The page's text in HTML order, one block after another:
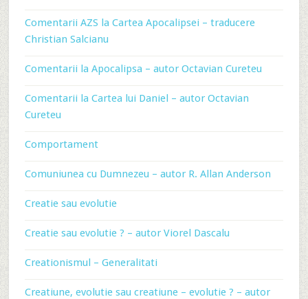
Comentarii AZS la Cartea Apocalipsei – traducere
Christian Salcianu
Comentarii la Apocalipsa – autor Octavian Cureteu
Comentarii la Cartea lui Daniel – autor Octavian
Cureteu
Comportament
Comuniunea cu Dumnezeu – autor R. Allan Anderson
Creatie sau evolutie
Creatie sau evolutie ? – autor Viorel Dascalu
Creationismul – Generalitati
Creatiune, evolutie sau creatiune – evolutie ? – autor